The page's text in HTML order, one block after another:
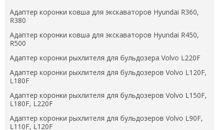
Адаптер коронки ковша для экскаваторов Hyundai R360,
R380
Адаптер коронки ковша для экскаваторов Hyundai R450,
R500
Адаптер коронки рыхлителя для бульдозера Volvo L220F
Адаптер коронки рыхлителя для бульдозеров Volvo L120F,
L180F
Адаптер коронки рыхлителя для бульдозеров Volvo L150F,
L180F, L220F
Адаптер коронки рыхлителя для бульдозеров Volvo L90F,
L110F, L120F